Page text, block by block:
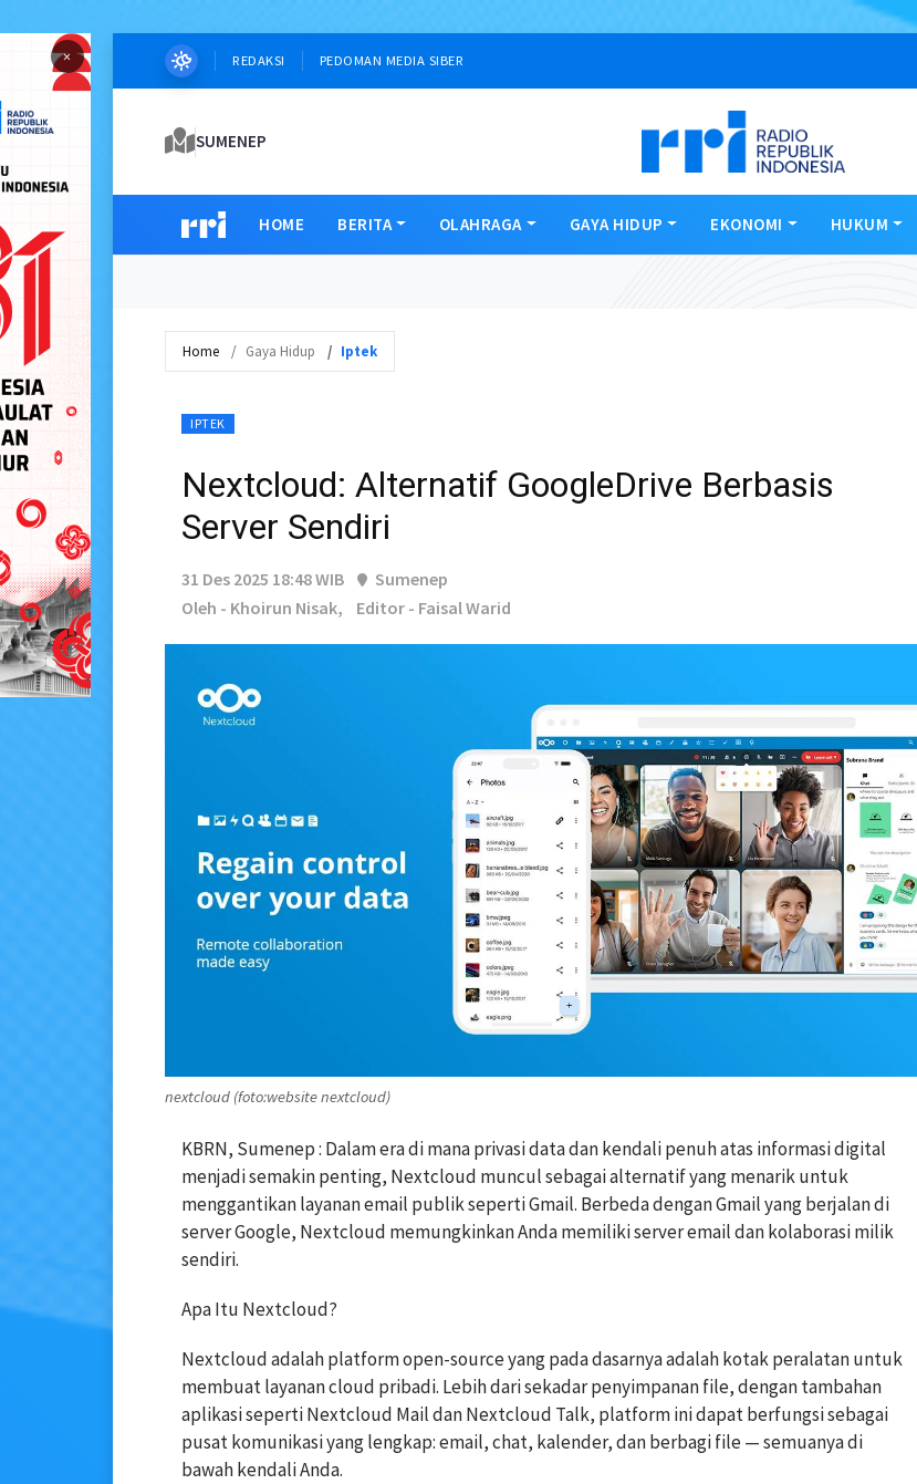
× REDAKSI PEDOMAN MEDIA SIBER
SUMENEP
HOME BERITA OLAHRAGA GAYA HIDUP EKONOMI HUKUM
Home Gaya Hidup Iptek
IPTEK
Nextcloud: Alternatif GoogleDrive Berbasis
Server Sendiri
31 Des 2025 18:48 WIB
Sumenep
Oleh - Khoirun Nisak,
Editor - Faisal Warid
nextcloud (foto:website nextcloud)
KBRN, Sumenep : Dalam era di mana privasi data dan kendali penuh atas informasi digital
menjadi semakin penting, Nextcloud muncul sebagai alternatif yang menarik untuk
menggantikan layanan email publik seperti Gmail. Berbeda dengan Gmail yang berjalan di
server Google, Nextcloud memungkinkan Anda memiliki server email dan kolaborasi milik
sendiri.
Apa Itu Nextcloud?
Nextcloud adalah platform open-source yang pada dasarnya adalah kotak peralatan untuk
membuat layanan cloud pribadi. Lebih dari sekadar penyimpanan file, dengan tambahan
aplikasi seperti Nextcloud Mail dan Nextcloud Talk, platform ini dapat berfungsi sebagai
pusat komunikasi yang lengkap: email, chat, kalender, dan berbagi file — semuanya di
bawah kendali Anda.